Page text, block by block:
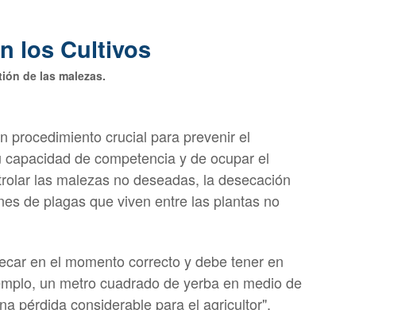
los Cultivos
de las malezas.
procedimiento crucial para prevenir el
de competencia y de ocupar el
las malezas no deseadas, la desecación
de plagas que viven entre las plantas no
en el momento correcto y debe tener en
un metro cuadrado de yerba en medio de
pérdida considerable para el agricultor",